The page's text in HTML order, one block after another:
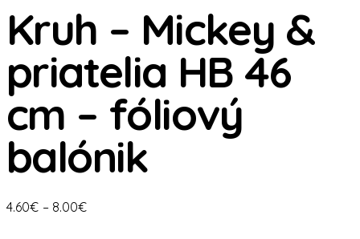
Kruh – Mickey &
priatelia HB 46
cm – fóliový
balónik
4.60€ – 8.00€Price